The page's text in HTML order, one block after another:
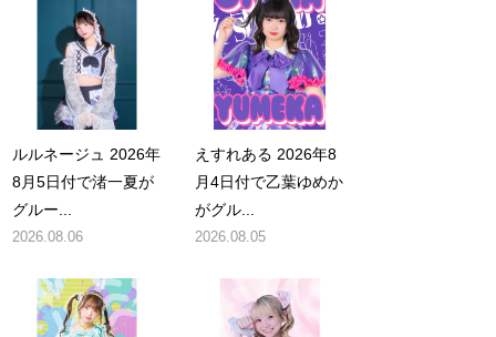
ルルネージュ 2026年
8月5日付で渚一夏が
グルー...
2026.08.06
えすれある 2026年8
月4日付で乙葉ゆめか
がグル...
2026.08.05